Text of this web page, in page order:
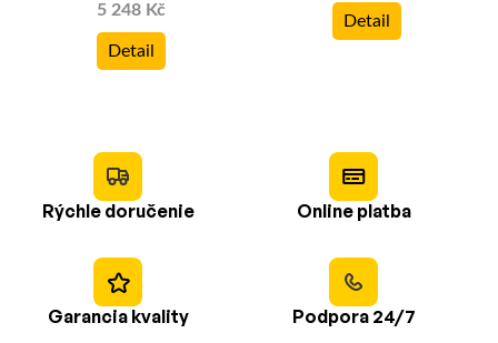
5 248 Kč
Detail
Detail
Rýchle doručenie Online platba
Garancia kvality Podpora 24/7